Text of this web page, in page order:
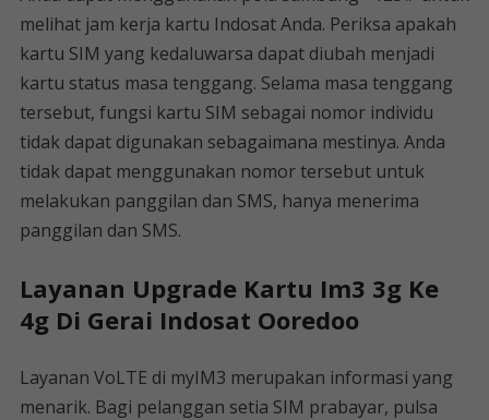
melihat jam kerja kartu Indosat Anda. Periksa apakah
kartu SIM yang kedaluwarsa dapat diubah menjadi
kartu status masa tenggang. Selama masa tenggang
tersebut, fungsi kartu SIM sebagai nomor individu
tidak dapat digunakan sebagaimana mestinya. Anda
tidak dapat menggunakan nomor tersebut untuk
melakukan panggilan dan SMS, hanya menerima
panggilan dan SMS.
Layanan Upgrade Kartu Im3 3g Ke
4g Di Gerai Indosat Ooredoo
Layanan VoLTE di myIM3 merupakan informasi yang
menarik. Bagi pelanggan setia SIM prabayar, pulsa